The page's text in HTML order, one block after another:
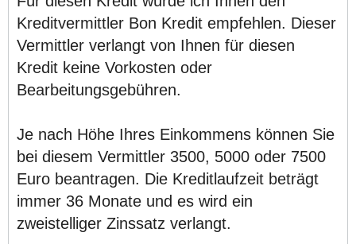
Kreditvermittler Bon Kredit empfehlen. Dieser
Vermittler verlangt von Ihnen für diesen
Kredit keine Vorkosten oder
Bearbeitungsgebühren.
Je nach Höhe Ihres Einkommens können Sie
bei diesem Vermittler 3500, 5000 oder 7500
Euro beantragen. Die Kreditlaufzeit beträgt
immer 36 Monate und es wird ein
zweistelliger Zinssatz verlangt.